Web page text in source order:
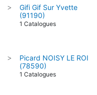
>
Gifi Gif Sur Yvette
(91190)
1 Catalogues
>
Picard NOISY LE ROI
(78590)
1 Catalogues